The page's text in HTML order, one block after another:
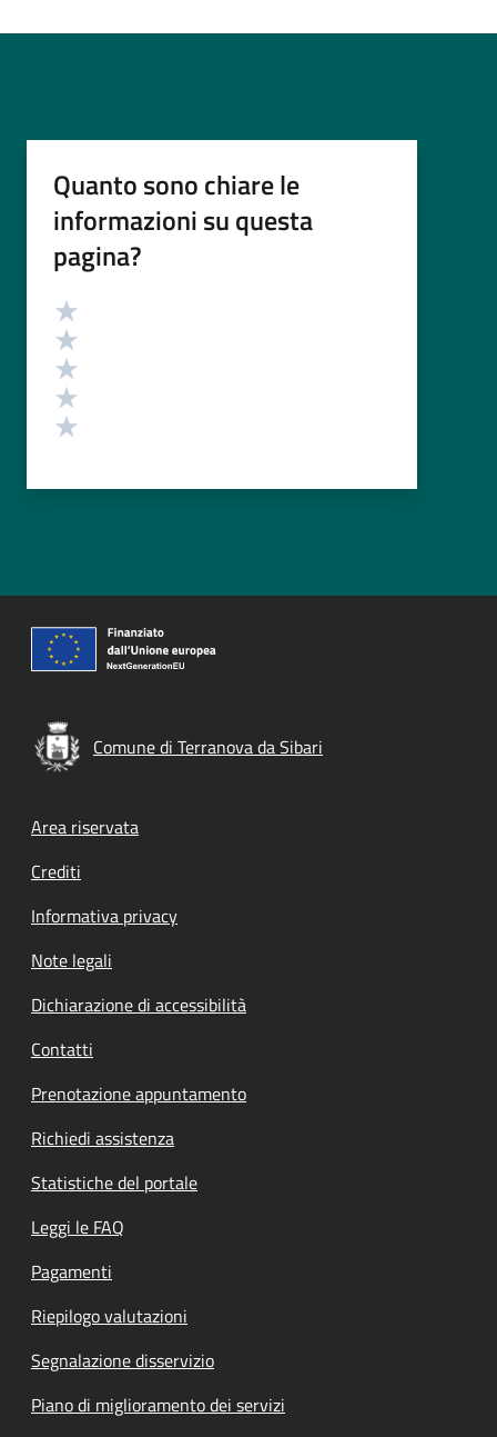
Quanto sono chiare le
informazioni su questa
pagina?
Valutazione
Comune di Terranova da Sibari
Footer menu
Area riservata
Crediti
Informativa privacy
Note legali
Dichiarazione di accessibilità
Contatti
Prenotazione appuntamento
Richiedi assistenza
Statistiche del portale
Leggi le FAQ
Pagamenti
Riepilogo valutazioni
Segnalazione disservizio
Piano di miglioramento dei servizi